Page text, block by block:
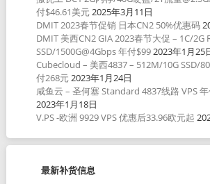
付$46.61美元2025年3月11日
DMIT 2023春节促销 日本CN2 50%优惠码
DMIT 美西CN2 GIA 2023春节大促 – 1C/2G
SSD/1500G@4Gbps 年付$992023年1月25
Cubecloud – 美西4837 – 512M/10G SSD/
付268元2023年1月24日
咸鱼云 – 圣何塞 Standard 4837线路 VPS
2023年1月18日
V.PS -欧洲 9929 VPS 优惠后33.96欧元起
最新补货信息